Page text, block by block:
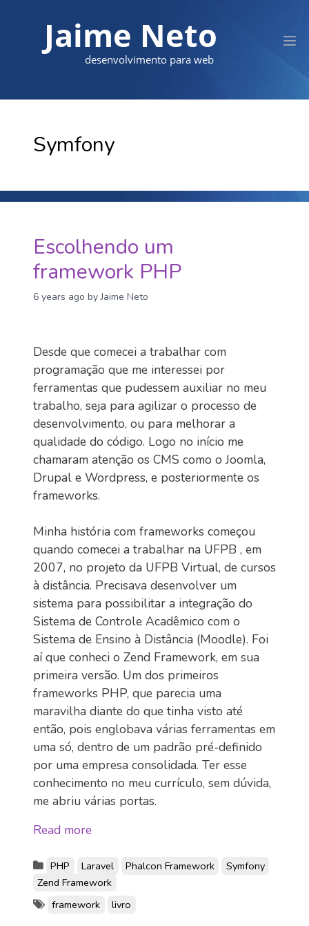
Jaime Neto
desenvolvimento para web
Symfony
Escolhendo um
framework PHP
6 years ago by Jaime Neto
Desde que comecei a trabalhar com
programação que me interessei por
ferramentas que pudessem auxiliar no meu
trabalho, seja para agilizar o processo de
desenvolvimento, ou para melhorar a
qualidade do código. Logo no início me
chamaram atenção os CMS como o Joomla,
Drupal e Wordpress, e posteriormente os
frameworks.
Minha história com frameworks começou
quando comecei a trabalhar na UFPB , em
2007, no projeto da UFPB Virtual, de cursos
à distância. Precisava desenvolver um
sistema para possibilitar a integração do
Sistema de Controle Acadêmico com o
Sistema de Ensino à Distância (Moodle). Foi
aí que conheci o Zend Framework, em sua
primeira versão. Um dos primeiros
frameworks PHP, que parecia uma
maravilha diante do que tinha visto até
então, pois englobava várias ferramentas em
uma só, dentro de um padrão pré-definido
por uma empresa consolidada. Ter esse
conhecimento no meu currículo, sem dúvida,
me abriu várias portas.
Read more
PHP Laravel Phalcon Framework
Symfony
Zend Framework
framework
livro